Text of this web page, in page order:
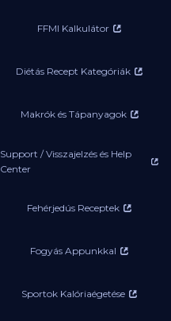
FFMI Kalkulátor
Diétás Recept Kategóriák
Makrók és Tápanyagok
Support / Visszajelzés és Help
Center
Fehérjedús Receptek
Fogyás Appunkkal
Sportok Kalóriaégetése